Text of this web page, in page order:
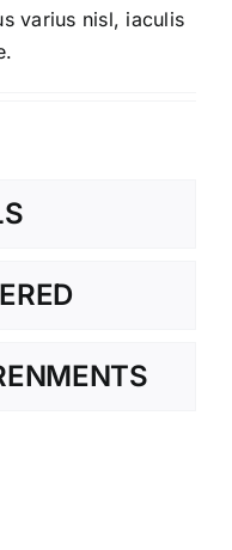
varius nisl, iaculis